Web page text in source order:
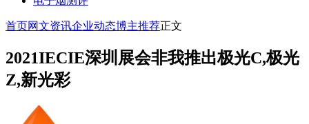
首页网文资讯企业动态博主推荐正文
2021IECIE深圳展会非我推出极光C,极光
Z,新光彩